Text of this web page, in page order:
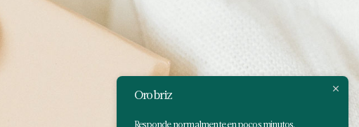
Orobriz
Responde normalmente en pocos minutos.